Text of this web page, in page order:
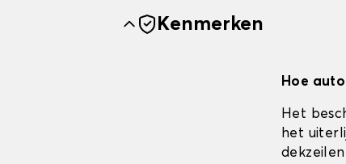
Kenmerken
Hoe
Het
het